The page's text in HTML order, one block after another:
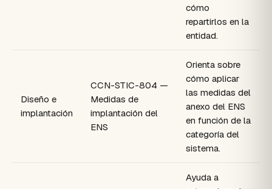
cómo
repartirlos en la
entidad.
Diseño e
implantación
CCN-STIC-804 —
Medidas de
implantación del
ENS
Orienta sobre
cómo aplicar
las medidas del
anexo del ENS
en función de la
categoría del
sistema.
Ayuda a